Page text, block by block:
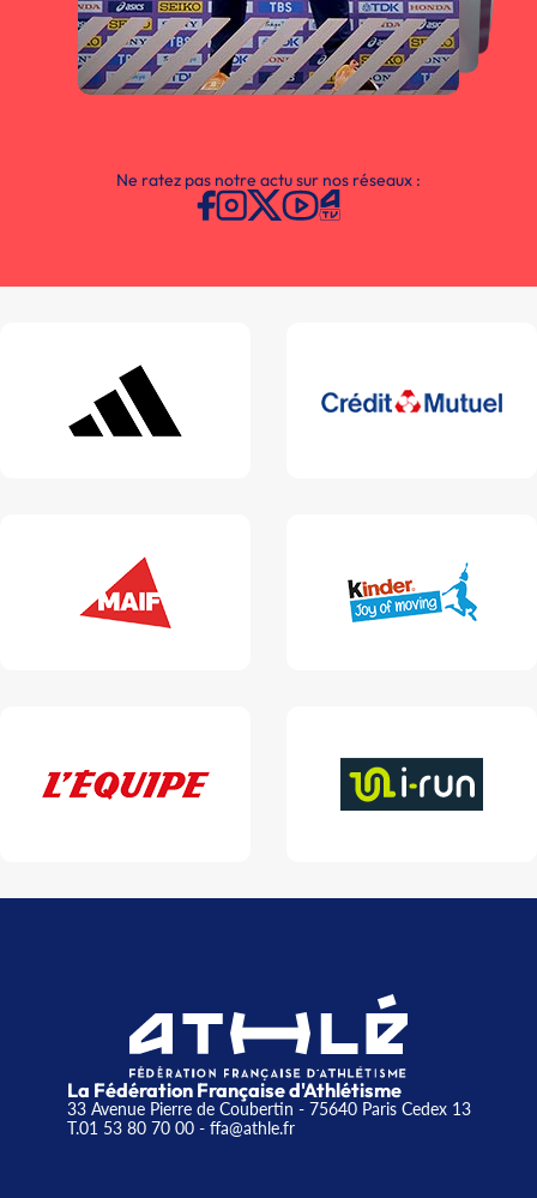
Ne ratez pas notre actu sur nos réseaux :
La Fédération Française d'Athlétisme
33 Avenue Pierre de Coubertin - 75640 Paris Cedex 13
T.01 53 80 70 00- ffa@athle.fr